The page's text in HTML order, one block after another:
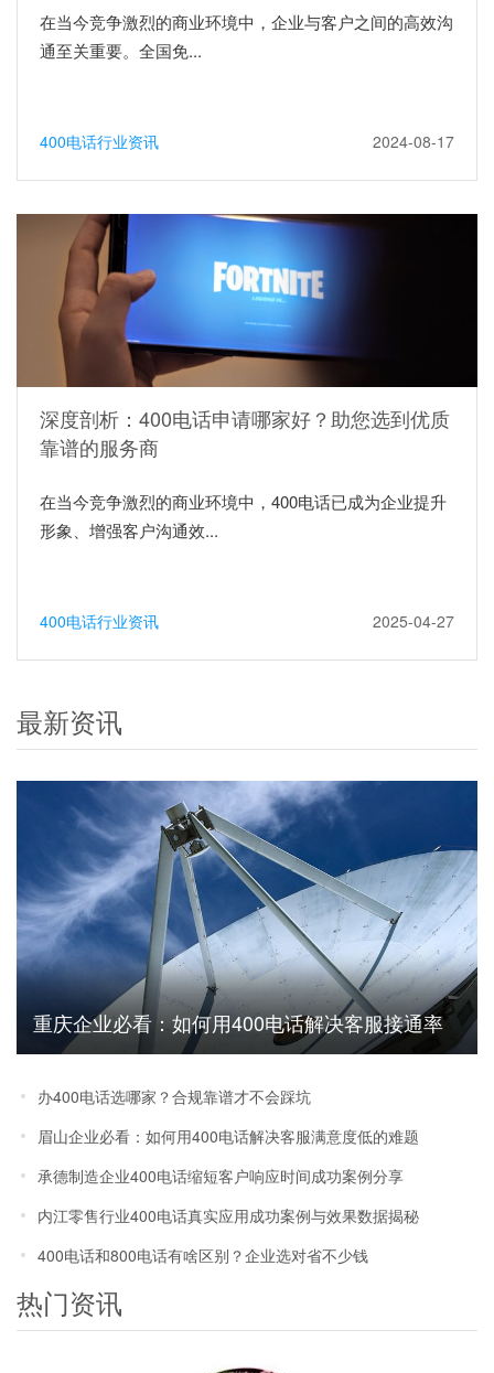
在当今竞争激烈的商业环境中，企业与客户之间的高效沟
通至关重要。全国免...
400电话行业资讯 2024-08-17
深度剖析：400电话申请哪家好？助您选到优质
靠谱的服务商
在当今竞争激烈的商业环境中，400电话已成为企业提升
形象、增强客户沟通效...
400电话行业资讯 2025-04-27
最新资讯
重庆企业必看：如何用400电话解决客服接通率
低客户流失难题
办400电话选哪家？合规靠谱才不会踩坑
眉山企业必看：如何用400电话解决客服满意度低的难题
承德制造企业400电话缩短客户响应时间成功案例分享
内江零售行业400电话真实应用成功案例与效果数据揭秘
400电话和800电话有啥区别？企业选对省不少钱
热门资讯